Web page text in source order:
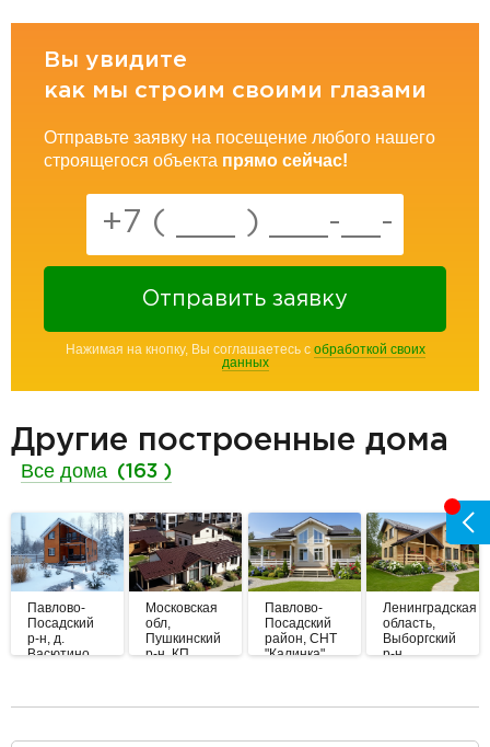
Вы увидите
как мы строим своими глазами
Отправьте заявку на посещение любого нашего
строящегося объекта прямо сейчас!
Отправить заявку
Нажимая на кнопку, Вы соглашаетесь с обработкой своих
данных
Другие построенные дома
Все дома (163 )
Павлово-
Посадский
р-н, д.
Васютино
Московская
обл,
Пушкинский
р-н, КП
Павлово-
Посадский
район, СНТ
"Калинка"
Ленинградская
область,
Выборгский
р-н.,